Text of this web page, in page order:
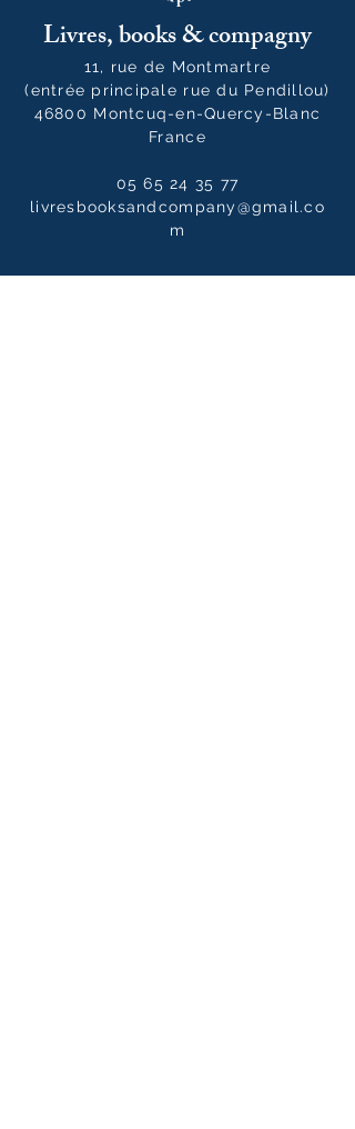
Livres, books & compagny
11, rue de Montmartre
(entrée principale rue du Pendillou)
46800 Montcuq-en-Quercy-Blanc
France
05 65 24 35 77
livresbooksandcompany@gmail.co
m